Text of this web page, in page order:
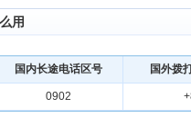
用
国内长途电话区号 国外拨
0902